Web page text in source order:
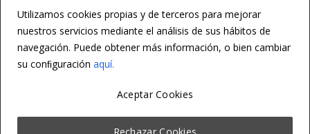
Utilizamos cookies propias y de terceros para mejorar
nuestros servicios mediante el análisis de sus hábitos de
navegación. Puede obtener más información, o bien cambiar
su conﬁguración aquí.
Rechazar Cookies
Aceptar Cookies